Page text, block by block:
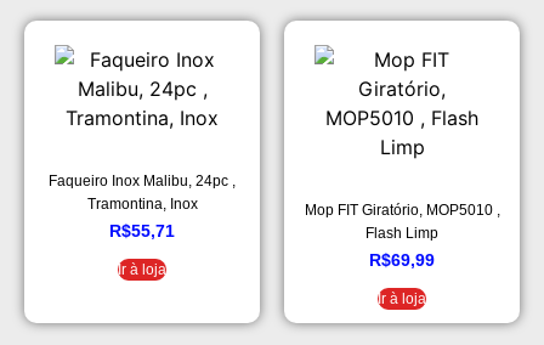
Faqueiro Inox Malibu, 24pc ,
Tramontina, Inox
R$55,71
Ir à loja
Mop FIT Giratório, MOP5010 ,
Flash Limp
R$69,99
Ir à loja